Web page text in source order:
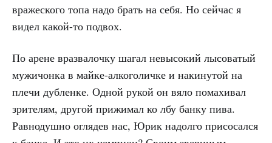
вражеского топа надо брать на себя. Но сейчас я
видел какой-то подвох.
По арене вразвалочку шагал невысокий лысоватый
мужичонка в майке-алкоголичке и накинутой на
плечи дубленке. Одной рукой он вяло помахивал
зрителям, другой прижимал ко лбу банку пива.
Равнодушно оглядев нас, Юрик надолго присосался